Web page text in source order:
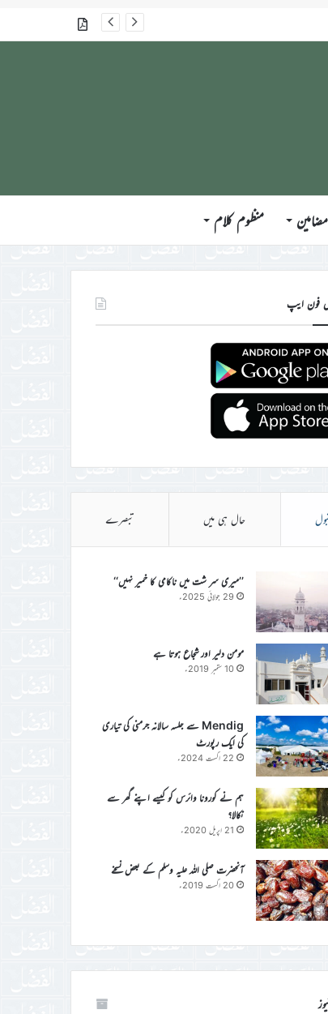
گذشتہ شمارے
مضامین منظوم کلام
فون ایپ
حال ہی میں تبصرے
’’میری سر شت میں ناکامی کا خمیر نہیں‘‘
29 جولائی 2025ء
مومن دلیر اور شجاع ہوتا ہے
10 ستمبر 2019ء
Mendig سے جلسہ سالانہ جرمنی کی تیاری
کی ایک رپورٹ
22 اگست 2024ء
ہم نے کورونا وائرس کو کیسے اپنے گھر سے
نکالا؟
21 اپریل 2020ء
آنحضرت صلی اللہ علیہ وسلم کے بعض نسخے
20 اگست 2019ء